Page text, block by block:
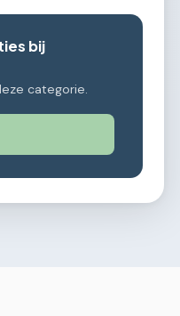
bij
categorie.